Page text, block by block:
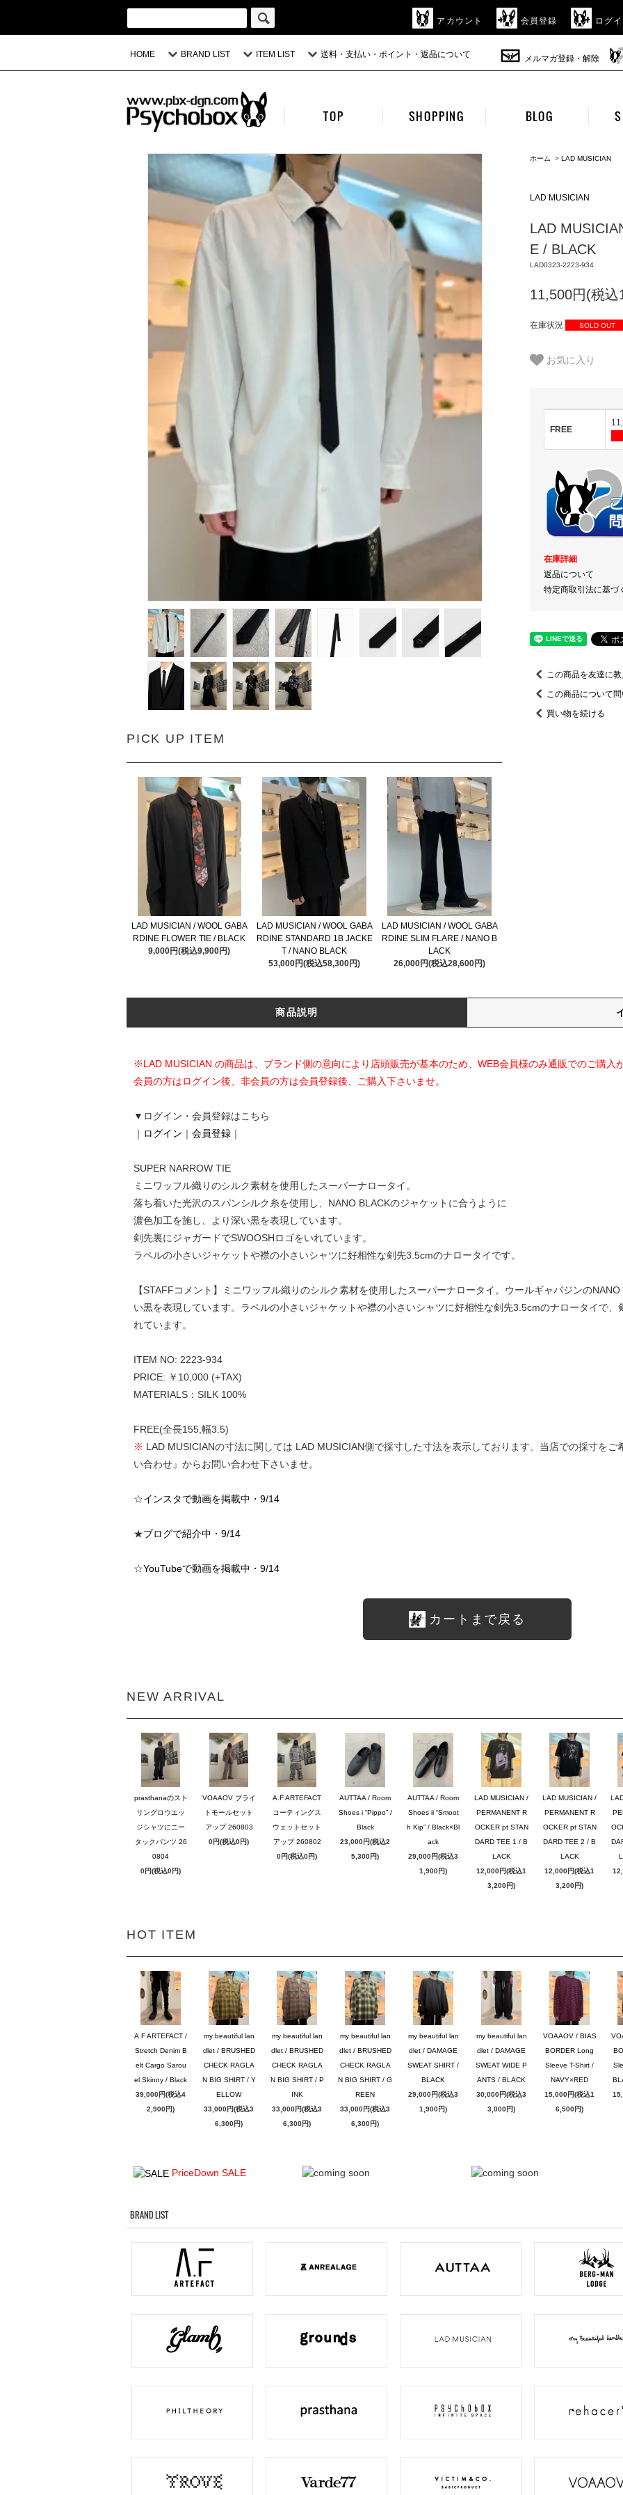
アカウント 会員登録 ログ
HOME BRAND LIST ITEM LIST 送料・支払い・ポイント・返品について メルマガ登録・解除
TOP SHOPPING BLOG
PICK UP ITEM
LAD MUSICIAN / WOOL GABA
RDINE FLOWER TIE / BLACK
9,000円(税込9,900円)
LAD MUSICIAN / WOOL GABA
RDINE STANDARD 1B JACKE
T / NANO BLACK
53,000円(税込58,300円)
LAD MUSICIAN / WOOL GABA
RDINE SLIM FLARE / NANO B
LACK
26,000円(税込28,600円)
ホーム > LAD MUSICIAN
LAD MUSICIAN
LAD
E / BLACK
LAD0323-2223-934
11,500円(税込
在庫状況 SOLD OUT
お気に入り
FREE
在庫詳細
返品について
特定商取引法に基づ
この商品を友達に
この商品について
買い物を続ける
商品説明
※LAD MUSICIAN の商品は、ブランド側の意向により店頭販売が基本のため、WEB会員様のみ通販でのご購入
会員の方はログイン後、非会員の方は会員登録後、ご購入下さいませ。
▼ログイン・会員登録はこちら
｜ ログイン ｜ 会員登録｜
SUPER NARROW TIE
ミニワッフル織りのシルク素材を使用したスーパーナロータイ。
落ち着いた光沢のスパンシルク糸を使用し、NANO BLACKのジャケットに合うように
濃色加工を施し、より深い黒を表現しています。
剣先裏にジャガードでSWOOSHロゴをいれています。
ラペルの小さいジャケットや襟の小さいシャツに好相性な剣先3.5cmのナロータイです。
【STAFFコメント】ミニワッフル織りのシルク素材を使用したスーパーナロータイ。ウールギャバジンの
い黒を表現しています。ラペルの小さいジャケットや襟の小さいシャツに好相性な剣先3.5cmのナロータイで
れています。
ITEM NO: 2223-934
PRICE: ￥10,000 (+TAX)
MATERIALS：SILK 100%
FREE(全長155,幅3.5)
※ LAD MUSICIANの寸法に関しては LAD MUSICIAN側で採寸した寸法を表示しております。当店での採寸をご
い合わせ』からお問い合わせ下さいませ。
☆インスタで動画を掲載中・9/14
★ブログで紹介中・9/14
☆YouTubeで動画を掲載中・9/14
カートまで戻る
NEW ARRIVAL
prasthanaのスト
リングロウエッ
ジシャツにニー
タックパンツ 26
0804
0円(税込0円)
VOAAOV ブライ
トモールセット
アップ 260803
0円(税込0円)
A.F ARTEFACT
コーティングス
ウェットセット
アップ 260802
0円(税込0円)
AUTTAA / Room
Shoes i “Pippo” /
Black
23,000円(税込2
5,300円)
AUTTAA / Room
Shoes ii “Smoot
h Kip” / Black×Bl
ack
29,000円(税込3
1,900円)
LAD MUSICIAN /
PERMANENT R
OCKER pt STAN
DARD TEE 1 / B
LACK
12,000円(税込1
3,200円)
LAD MUSICIAN /
PERMANENT R
OCKER pt STAN
DARD TEE 2 / B
LACK
12,000円(税込1
3,200円)
HOT ITEM
A.F ARTEFACT /
Stretch Denim B
elt Cargo Sarou
el Skinny / Black
39,000円(税込4
2,900円)
my beautiful lan
dlet / BRUSHED
CHECK RAGLA
N BIG SHIRT / Y
ELLOW
33,000円(税込3
6,300円)
my beautiful lan
dlet / BRUSHED
CHECK RAGLA
N BIG SHIRT / P
INK
33,000円(税込3
6,300円)
my beautiful lan
dlet / BRUSHED
CHECK RAGLA
N BIG SHIRT / G
REEN
33,000円(税込3
6,300円)
my beautiful lan
dlet / DAMAGE
SWEAT SHIRT /
BLACK
29,000円(税込3
1,900円)
my beautiful lan
dlet / DAMAGE
SWEAT WIDE P
ANTS / BLACK
30,000円(税込3
3,000円)
VOAAOV / BIAS
BORDER Long
Sleeve T-Shirt /
NAVY×RED
15,000円(税込1
6,500円)
PriceDown SALE
BRAND LIST